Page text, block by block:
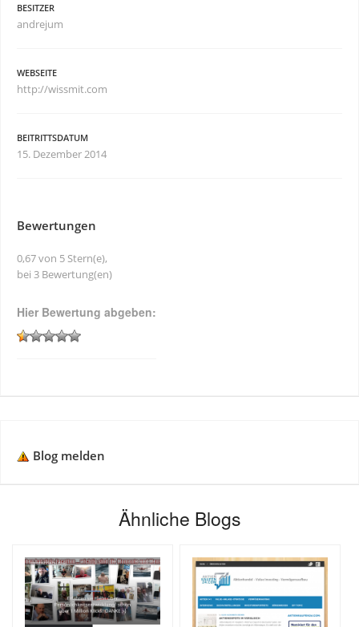
BESITZER
andrejum
WEBSEITE
http://wissmit.com
BEITRITTSDATUM
15. Dezember 2014
Bewertungen
0,67 von 5 Stern(e),
bei 3 Bewertung(en)
Hier Bewertung abgeben:
Blog melden
Ähnliche Blogs